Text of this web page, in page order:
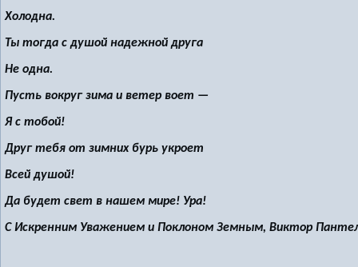
Холодна.
Ты тогда с душой надежной друга
Не одна.
Пусть вокруг зима и ветер воет —
Я с тобой!
Друг тебя от зимних бурь укроет
Всей душой!
Да будет свет в нашем мире! Ура!
С Искренним Уважением и Поклоном Земным, Виктор